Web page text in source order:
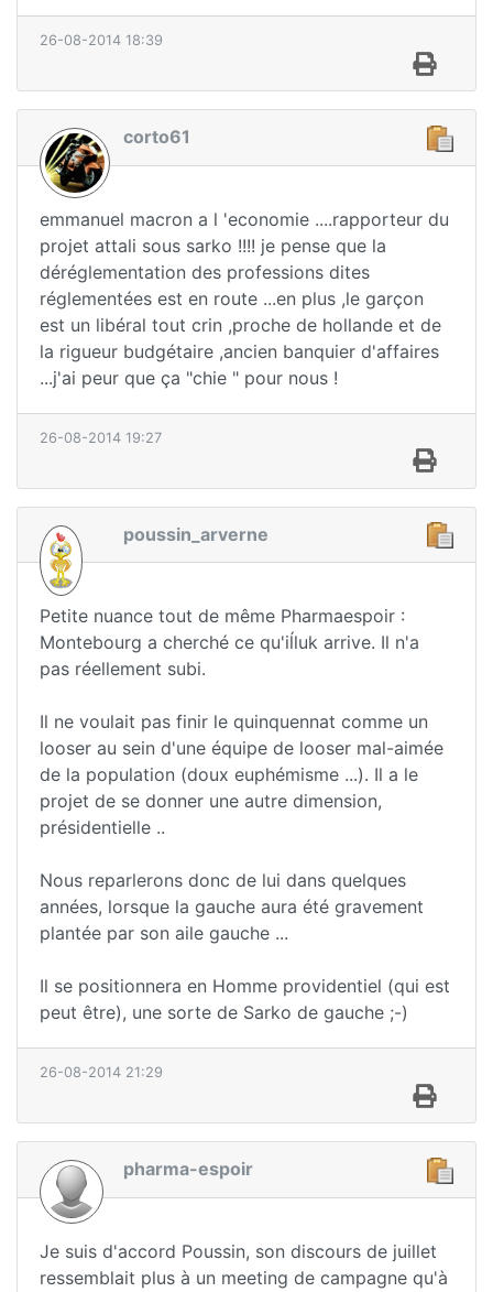
26-08-2014 18:39
corto61
emmanuel macron a l 'economie ....rapporteur du
projet attali sous sarko !!!! je pense que la
déréglementation des professions dites
réglementées est en route ...en plus ,le garçon
est un libéral tout crin ,proche de hollande et de
la rigueur budgétaire ,ancien banquier d'affaires
...j'ai peur que ça "chie " pour nous !
26-08-2014 19:27
poussin_arverne
Petite nuance tout de même Pharmaespoir :
Montebourg a cherché ce qu'iĺluk arrive. Il n'a
pas réellement subi.
Il ne voulait pas finir le quinquennat comme un
looser au sein d'une équipe de looser mal-aimée
de la population (doux euphémisme ...). Il a le
projet de se donner une autre dimension,
présidentielle ..
Nous reparlerons donc de lui dans quelques
années, lorsque la gauche aura été gravement
plantée par son aile gauche ...
Il se positionnera en Homme providentiel (qui est
peut être), une sorte de Sarko de gauche ;-)
26-08-2014 21:29
pharma-espoir
Je suis d'accord Poussin, son discours de juillet
ressemblait plus à un meeting de campagne qu'à